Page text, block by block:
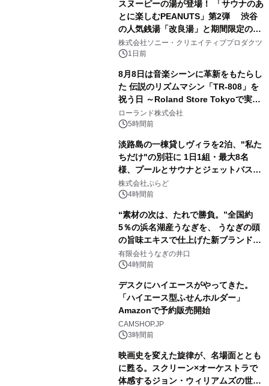
スヌーピーの湯が登場！ 「サウナのあ
とに楽しむPEANUTS」第2弾 渋谷
の人気銭湯「改良湯」と期間限定のコ
ラボレーション サウナイキタイコラ
ボグッズも発売決定！
株式会社ソニー・クリエイティブプロダクツ
1日前
8月8日は音楽シーンに革新をもたらし
た 伝説のリズムマシン「TR-808」を
祝う日 ～Roland Store Tokyoで実機
を展示しての 記念キャンペーンを開
催 英国ラジオ「NTS」の 特別プログ
アーティストを フィーチャーしたアニ
メーションを公開～
ローランド株式会社
5時間前
淡路島の一棟貸しヴィラを2泊、"私た
ちだけ"の別荘に 1日1組・最大8名
様、プールとサウナとジェットバス付
きで Villa Mon Temps AWAJIの連泊
素泊りプラン
株式会社ぷらど
4時間前
“素材の次は、たれで勝負。”全国約
5％の浜名湖産うなぎを、 うなぎの頭
の旨味エキスで仕上げた新ブランド
「井口の誉」誕生
有限会社うなぎの井口
4時間前
デスクにハイエースがやってきた。
「ハイエース型ふせんホルダー」
Amazonで予約販売開始
CAMSHOP.JP
3時間前
映画史を変えた旋律が、名場面ととも
に甦る。スクリーン×オーケストラで
体感するジョン・ウィリアムズの世